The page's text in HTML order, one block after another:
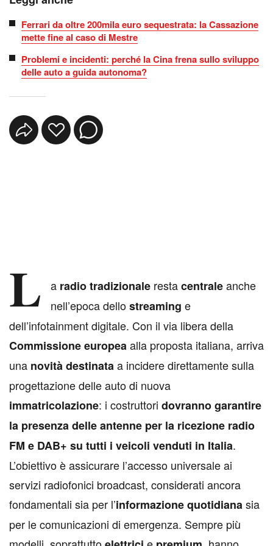
Ferrari da oltre 200mila euro sequestrata: la Cassazione
mette fine al caso di Mestre
Problemi e incidenti: perché la Cina frena sullo sviluppo
delle auto a guida autonoma?
L a radio tradizionale restacentraleanche
nell’epoca dellostreaming e
dell’infotainment digitale. Con il via libera della
Commissioneeuropeaalla proposta italiana, arriva
una novità destinataa incidere direttamente sulla
progettazione delle auto di nuova
immatricolazione: i costruttori dovranno garantire
la presenza delle antenne per la ricezione radio
FM e DAB+ su tutti i veicoli venduti in Italia.
L’obiettivo è assicurare l’accesso universale ai
servizi radiofonici broadcast, considerati ancora
fondamentali sia per l’informazione quotidianasia
per le comunicazioni di emergenza. Sempre più